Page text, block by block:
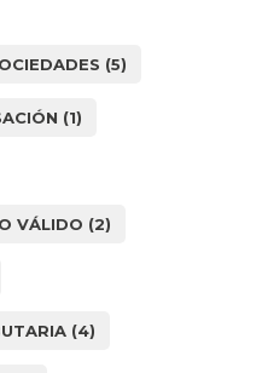
(5)
(1)
VÁLIDO (2)
(4)